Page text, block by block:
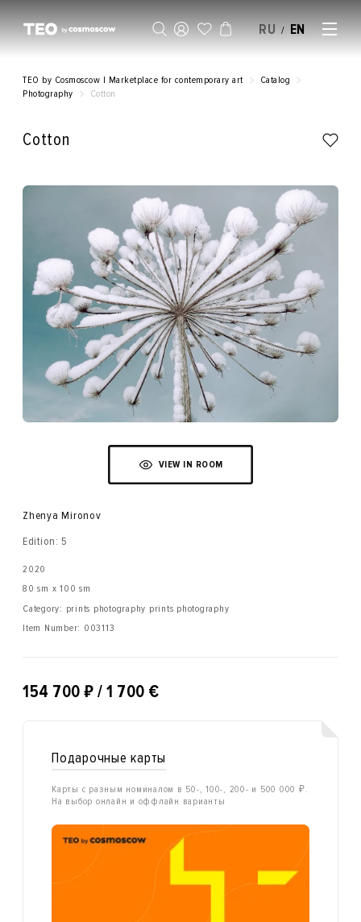
RU / EN
TEO by Cosmoscow | Marketplace for contemporary art
Catalog
Photography
Cotton
Cotton
VIEW IN ROOM
Zhenya Mironov
Edition: 5
2020
80 sm x 100 sm
Category: prints photography prints photography
Item Number: 003113
154 700 ₽ / 1 700 €
Подарочные карты
Карты с разным номиналом в 50-, 100-, 200- и 500 000 ₽.
На выбор онлайн и оффлайн варианты